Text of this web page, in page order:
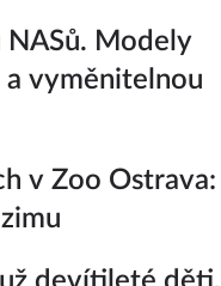
NASů. Modely
a vyměnitelnou
v Zoo Ostrava: